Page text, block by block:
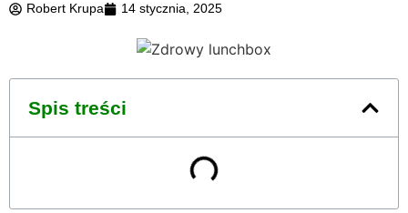
Robert Krupa 14 stycznia, 2025
Spis treści